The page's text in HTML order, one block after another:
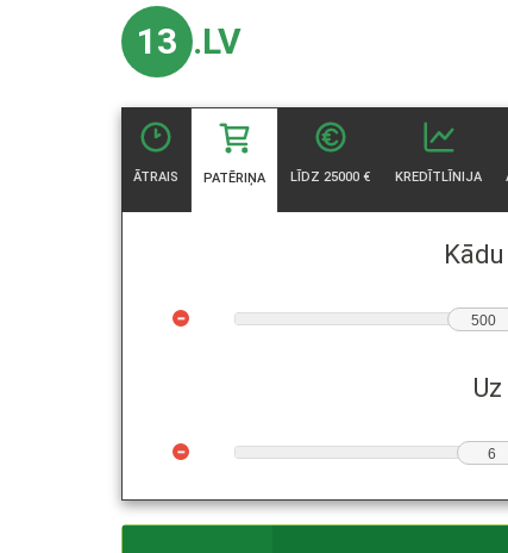
13 .LV
ĀTRAIS PATĒRIŅA LĪDZ 25000 € KREDĪTLĪNIJA
500
6